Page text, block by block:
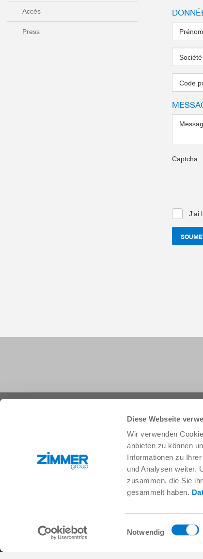
Diese Webseite
Wir verwenden
anbieten zu können
Informationen zu
und Analysen weiter.
zusammen, die Sie
gesammelt haben.
Einwilligungsauswahl
Notwendig
Accès
Press Prénom
Société
Code
Captcha
J'ai
Électronique
Solutions de robotique
Nouveautés
Solutions système
Technique des
Moteur de recherche